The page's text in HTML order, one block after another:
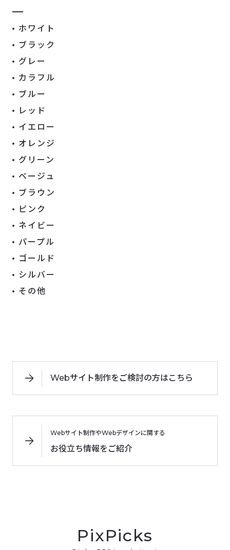
ホワイト
ブラック
グレー
カラフル
ブルー
レッド
イエロー
オレンジ
グリーン
ベージュ
ブラウン
ピンク
ネイビー
パープル
ゴールド
シルバー
その他
Webサイト制作をご検討の方はこちら
Webサイト制作やWebデザインに関する
お役立ち情報をご紹介
PixPicks